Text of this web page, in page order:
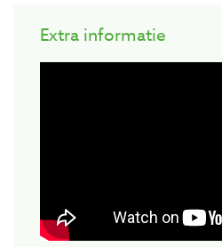
Extra informatie